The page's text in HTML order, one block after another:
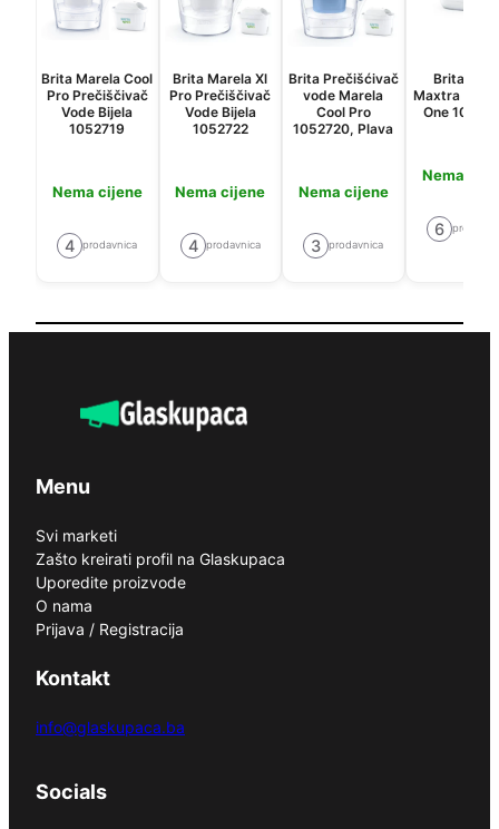
Brita Marela Cool
Pro Prečiščivač
Vode Bijela
1052719
Nema cijene
4 prodavnica
Brita Marela Xl
Pro Prečiščivač
Vode Bijela
1052722
Nema cijene
4 prodavnica
Brita Prečišćivač
vode Marela
Cool Pro
1052720, Plava
Nema cijene
3 prodavnica
Brita
Maxtra Pro
One
Nema
6
Menu
Svi marketi
Zašto kreirati profil na Glaskupaca
Uporedite proizvode
O nama
Prijava / Registracija
Kontakt
info@glaskupaca.ba
Socials